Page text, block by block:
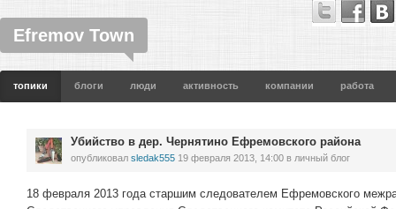
Efremov Town
топики блоги люди активность компании работа
Убийство в дер. Чернятино Ефремовского района
опубликовал sledak555 19 февраля 2013, 14:00 в личный блог
18 февраля 2013 года старшим следователем Ефремовского